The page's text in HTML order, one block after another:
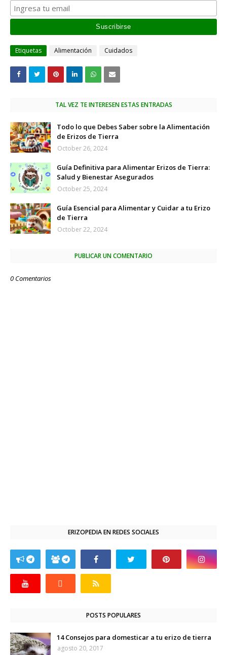
Etiquetas Alimentación Cuidados
TAL VEZ TE INTERESEN ESTAS ENTRADAS
Todo lo que Debes Saber sobre la Alimentación
de Erizos de Tierra
October 26, 2024
Guía Definitiva para Alimentar Erizos de Tierra:
Salud y Bienestar Asegurados
October 25, 2024
Guía Esencial para Alimentar y Cuidar a tu Erizo
de Tierra
October 22, 2024
PUBLICAR UN COMENTARIO
0 Comentarios
ERIZOPEDIA EN REDES SOCIALES
POSTS POPULARES
14 Consejos para domesticar a tu erizo de tierra
agosto 20, 2017